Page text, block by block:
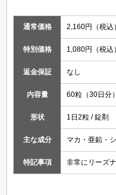
通常価格 2,160円（税込
特別価格 1,080円（税込
返金保証 なし
内容量 60粒（30日分）
形状 1日2粒 / 錠剤
主な成分 マカ・亜鉛・
特記事項 非常にリーズ